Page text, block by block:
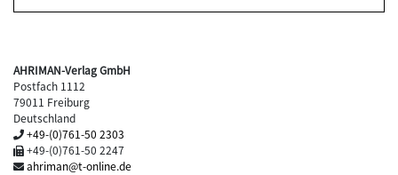
AHRIMAN-Verlag GmbH
Postfach 1112
79011 Freiburg
Deutschland
+49-(0)761-50 2303
+49-(0)761-50 2247
ahriman@t-online.de